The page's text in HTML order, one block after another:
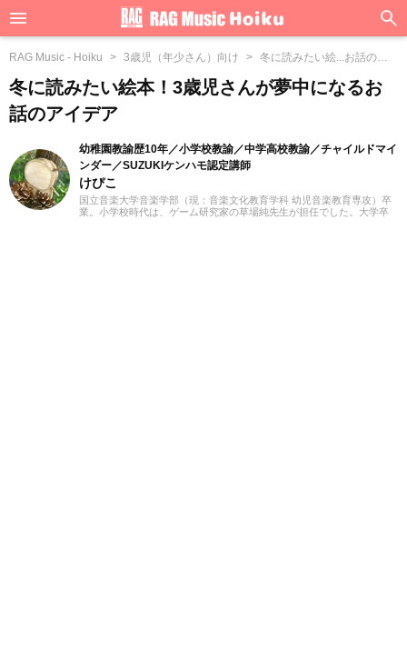
RAG Music - Hoiku 3歳児（年少さん）向け
冬に読みたい絵...お話のア
イデア
冬に読みたい絵本！3歳児さんが夢中になるお
話のアイデア
幼稚園教諭歴10年／小学校教諭／中学高校教諭／チャイルドマイ
ンダー／SUZUKIケンハモ認定講師
けぴこ
国立音楽大学音楽学部（現：音楽文化教育学科 幼児音楽教育専攻）卒
業。小学校時代は、ゲーム研究家の草場純先生が担任でした。大学卒